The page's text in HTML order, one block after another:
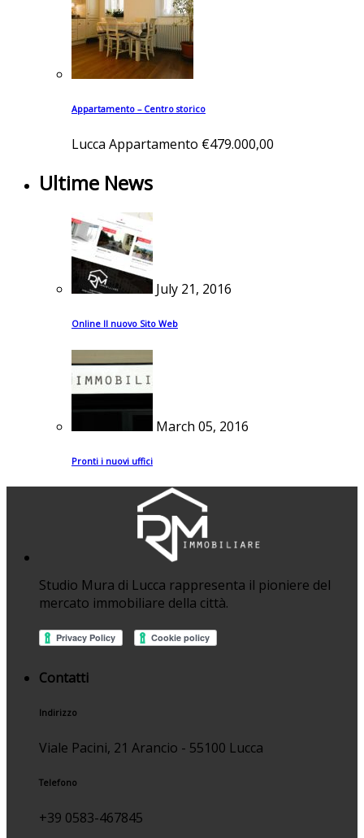
Appartamento – Centro storico
Lucca Appartamento €479.000,00
Ultime News
July 21, 2016
Online Il nuovo Sito Web
March 05, 2016
Pronti i nuovi uffici
Studio Mura di Lucca rappresenta il pioniere del
mercato immobiliare della città.
Contatti
Indirizzo
Viale Pacini, 21 Arancio - 55100 Lucca
Telefono
+39 0583-467845